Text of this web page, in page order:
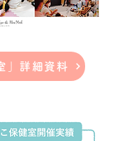
」詳細資料